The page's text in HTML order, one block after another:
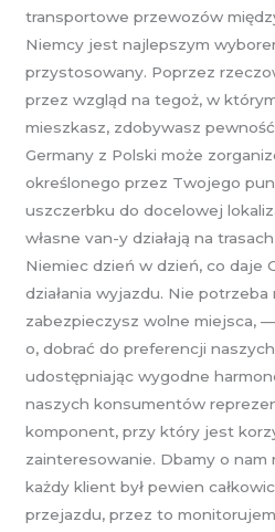
transportowe przewozów
Niemcy jest najlepszym
przystosowany. Poprzez
przez wzgląd na tegoż, w
mieszkasz, zdobywasz
Germany z Polski może
określonego przez Twojego
uszczerbku do docelowej
własne van-y działają na
Niemiec dzień w dzień, co daje
działania wyjazdu. Nie
zabezpieczysz wolne miejsca,
o, dobrać do preferencji
udostępniając wygodne
naszych konsumentów
komponent, przy który jest
zainteresowanie. Dbamy o nam
każdy klient był pewien
przejazdu, przez to